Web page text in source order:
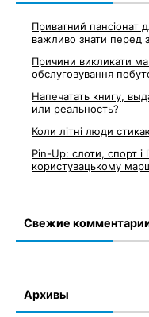
Приватний пансіонат
важливо знати перед
Причини викликати
обслуговування
Напечатать книгу,
или реальность?
Коли літні люди
Pin-Up: слоти, спорт
користувацькому
Свежие
Архивы